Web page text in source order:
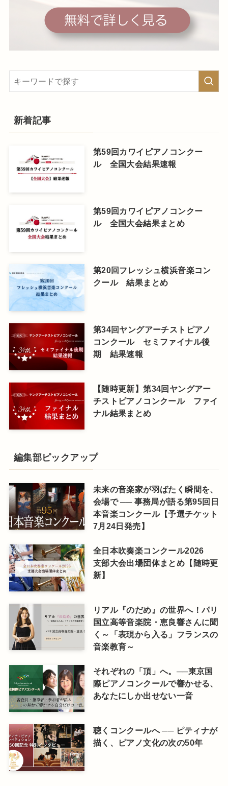
新着記事
第59回カワイピアノコンクー
ル 全国大会結果速報
第59回カワイピアノコンクー
ル 全国大会結果まとめ
第20回フレッシュ横浜音楽コン
クール 結果まとめ
第34回ヤングアーチストピアノ
コンクール セミファイナル後
期 結果速報
【随時更新】第34回ヤングアー
チストピアノコンクール ファイ
ナル結果まとめ
編集部ピックアップ
未来の音楽家が羽ばたく瞬間を、
会場で ── 事務局が語る第95回日
本音楽コンクール【予選チケット
7月24日発売】
全日本吹奏楽コンクール2026
支部大会出場団体まとめ【随時更
新】
リアル『のだめ』の世界へ！パリ
国立高等音楽院・恵良響さんに聞
く～「表現から入る」フランスの
音楽教育～
それぞれの「頂」へ。──東京国
際ピアノコンクールで響かせる、
あなたにしか出せない一音
聴くコンクールへ ── ピティナが
描く、ピアノ文化の次の50年